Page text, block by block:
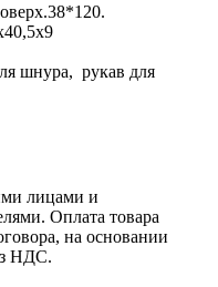
шнура, рукав для
лицами и
Оплата товара
на основании
НДС.